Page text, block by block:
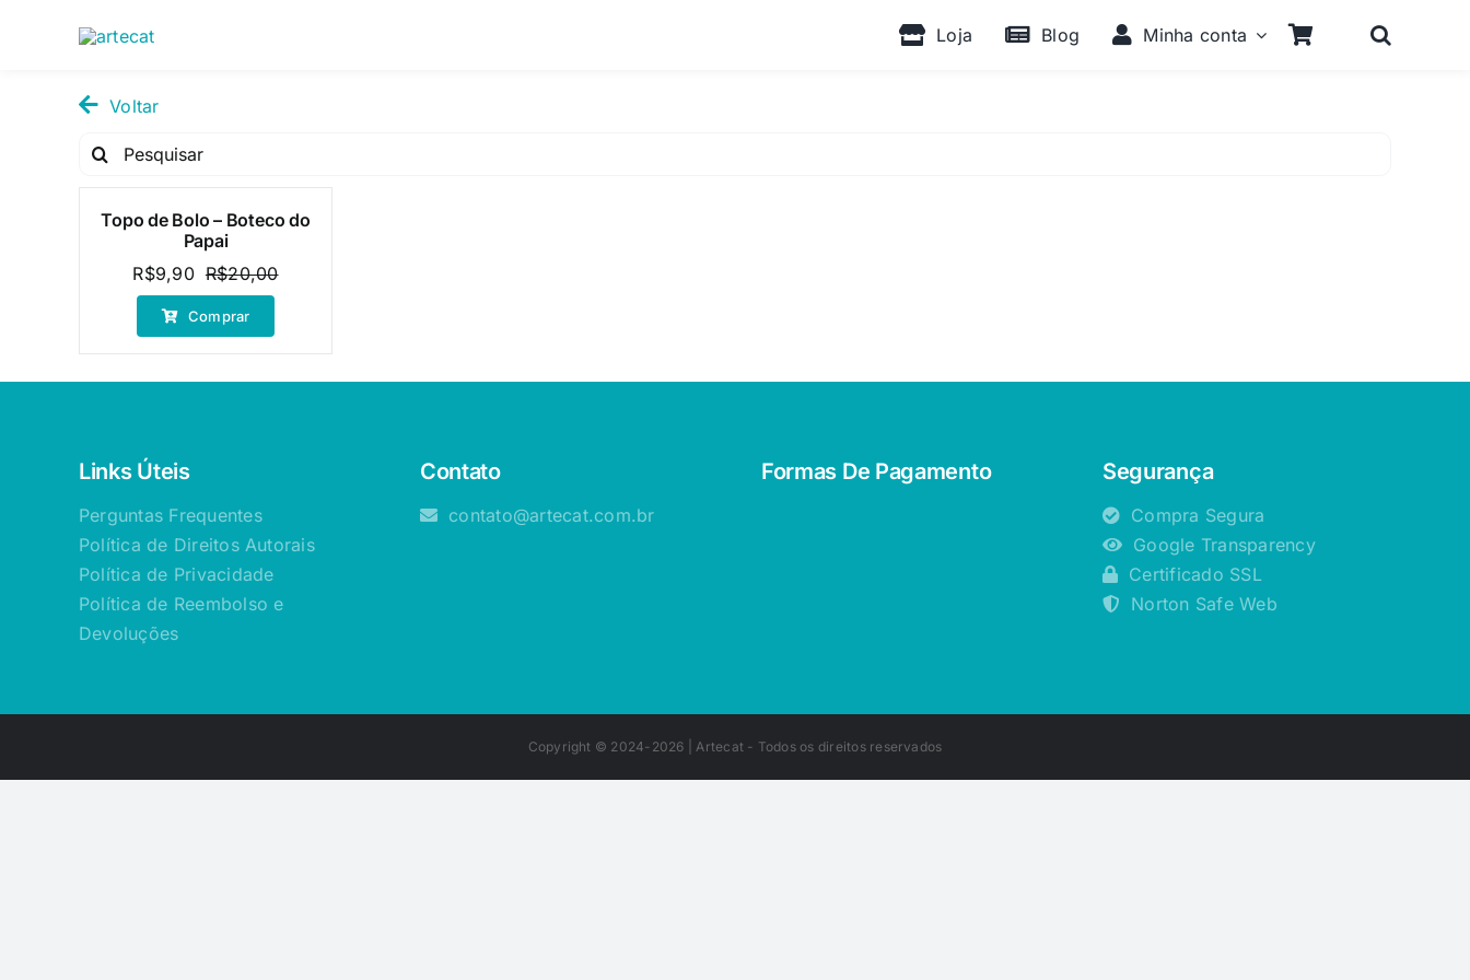
Loja Blog Minha conta
Voltar
Pesquisar
Oferta!
Topo de Bolo – Boteco do
Papai
R$20,00O
R$9,90
O
Comprar
Links Úteis
Perguntas Frequentes
Política de Direitos Autorais
Política de Privacidade
Política de Reembolso e
Devoluções
Contato
contato@artecat.com.br
Formas De Pagamento Segurança
Compra Segura
Google Transparency
Certificado SSL
Norton Safe Web
Copyright © 2024-2026 |Artecat - Todos os direitos reservados